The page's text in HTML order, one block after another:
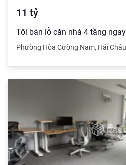
11 tỷ
Phường Hòa Cường Nam, Hải Châu